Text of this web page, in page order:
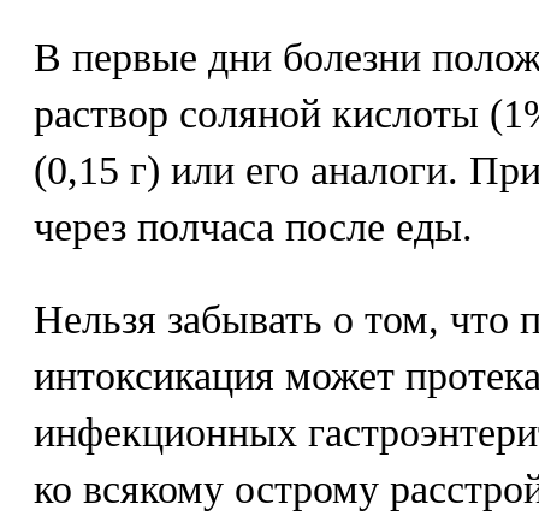
В первые дни болезни
раствор соляной кислоты
(0,15 г) или его аналоги.
через полчаса после еды.
Нельзя забывать о том, что
интоксикация может
инфекционных
ко всякому острому